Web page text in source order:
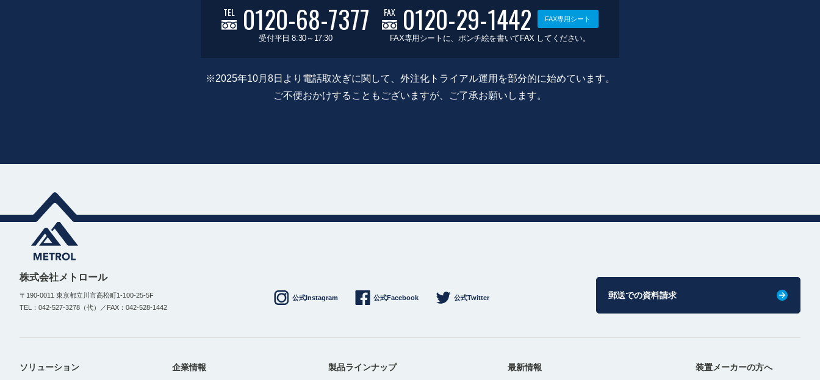
TEL 0120-68-7377
受付平日 8:30～17:30
FAX 0120-29-1442 FAX専用シート
FAX専用シートに、ポンチ絵を書いてFAX してください。
※2025年10月8日より電話取次ぎに関して、外注化トライアル運用を部分的に始めています。
ご不便おかけすることもございますが、ご了承お願いします。
株式会社メトロール
〒190-0011 東京都立川市高松町1-100-25-5F
TEL：042-527-3278（代）／FAX：042-528-1442
公式Instagram 公式Facebook 公式Twitter 郵送での資料請求
ソリューション 企業情報 製品ラインナップ 最新情報
装置メーカーの方へ